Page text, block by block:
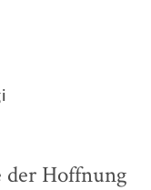
der Hoffnung